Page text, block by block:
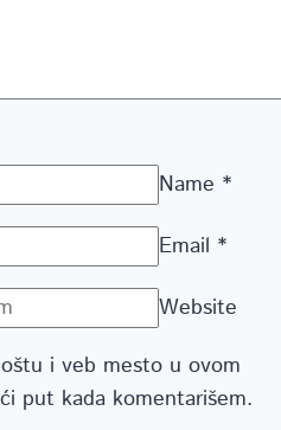
Name *
Email *
Website
i veb mesto u ovom
put kada komentarišem.